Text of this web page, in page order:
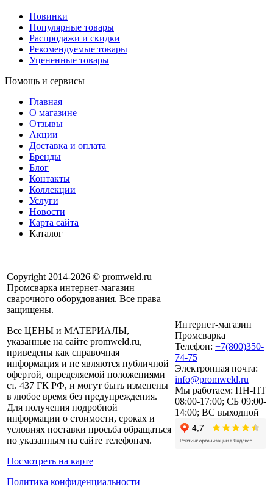
Новинки
Популярные товары
Распродажи и скидки
Рекомендуемые товары
Уцененные товары
Помощь и сервисы
Главная
О магазине
Отзывы
Акции
Доставка и оплата
Бренды
Блог
Контакты
Коллекции
Услуги
Новости
Карта сайта
Каталог
Copyright 2014-2026 © promweld.ru —
Промсварка интернет-магазин
сварочного оборудования. Все права
защищены.
Все ЦЕНЫ и МАТЕРИАЛЫ,
указанные на сайте promweld.ru,
приведены как справочная
информация и не являются публичной
офертой, определяемой положениями
ст. 437 ГК РФ, и могут быть изменены
в любое время без предупреждения.
Для получения подробной
информации о стоимости, сроках и
условиях поставки просьба обращаться
по указанным на сайте телефонам.
Посмотреть на карте
Политика конфиденциальности
Интернет-магазин
Промсварка
Телефон: +7(800)350-
74-75
Электронная почта:
info@promweld.ru
Мы работаем: ПН-ПТ
08:00-17:00; СБ 09:00-
14:00; ВС выходной